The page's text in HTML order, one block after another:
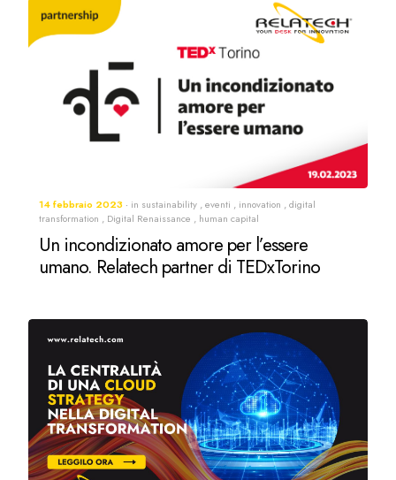
14 febbraio 2023 in sustainability ,eventi , innovation ,digital
transformation , Digital Renaissance , human capital
Un incondizionato amore per l’essere
umano. Relatech partner di TEDxTorino